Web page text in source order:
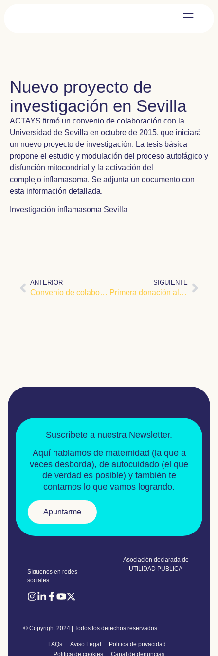
Nuevo proyecto de
investigación en Sevilla
ACTAYS firmó un convenio de colaboración con la
Universidad de Sevilla en octubre de 2015, que iniciará
un nuevo proyecto de investigación. La tesis básica
propone el estudio y modulación del proceso autofágico y
disfunción mitocondrial y la activación del
complejo inflamasoma. Se adjunta un documento con
esta información detallada.
Investigación inflamasoma Sevilla
ANTERIOR
Convenio de colaboración con la Universidad de Sevilla
SIGUIENTE
Primera donación al equipo de investigación
Suscríbete a nuestra Newsletter.
Aquí hablamos de maternidad (la que a
veces desborda), de autocuidado (el que
de verdad es posible) y también te
contamos lo que vamos logrando.
Apuntarme
Síguenos en redes
sociales
Asociación declarada de
UTILIDAD PÚBLICA
© Copyright 2024 | Todos los derechos reservados
FAQs Aviso Legal
Politica de privacidad
Politica de cookies
Canal de denuncias